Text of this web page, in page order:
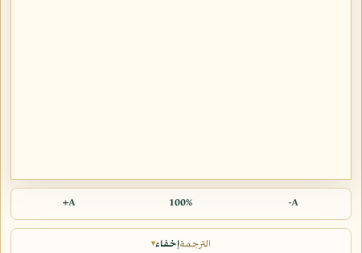
A-
100%
A+
الترجمةإخفاء▾